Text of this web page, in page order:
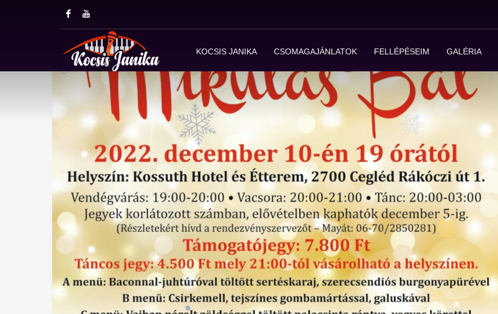
KOCSIS JANIKA CSOMAGAJÁNLATOK FELLÉPÉSEIM GALÉRIA